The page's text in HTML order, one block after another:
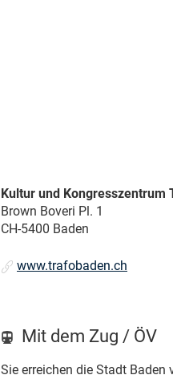
Kultur und Kongresszentrum
Brown Boveri Pl. 1
CH-5400 Baden
www.trafobaden.ch
Mit dem Zug / ÖV
Sie erreichen die Stadt